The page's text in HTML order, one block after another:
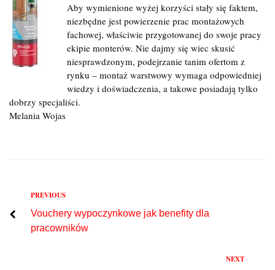
Aby wymienione wyżej korzyści stały się faktem,
niezbędne jest powierzenie prac montażowych
fachowej, właściwie przygotowanej do swoje pracy
ekipie monterów. Nie dajmy się wiec skusić
niesprawdzonym, podejrzanie tanim ofertom z
rynku – montaż warstwowy wymaga odpowiedniej
wiedzy i doświadczenia, a takowe posiadają tylko
dobrzy specjaliści.
Melania Wojas
Nawigacja
wpisu
Previous
PREVIOUS
Vouchery wypoczynkowe jak benefity dla
pracowników
NEXT